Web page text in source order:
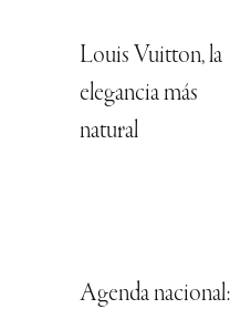
Louis Vuitton, la
elegancia más
natural
Agenda nacional: